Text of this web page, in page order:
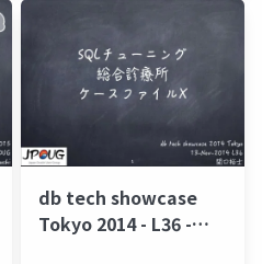
db tech showcase
Tokyo 2014 - L36 -